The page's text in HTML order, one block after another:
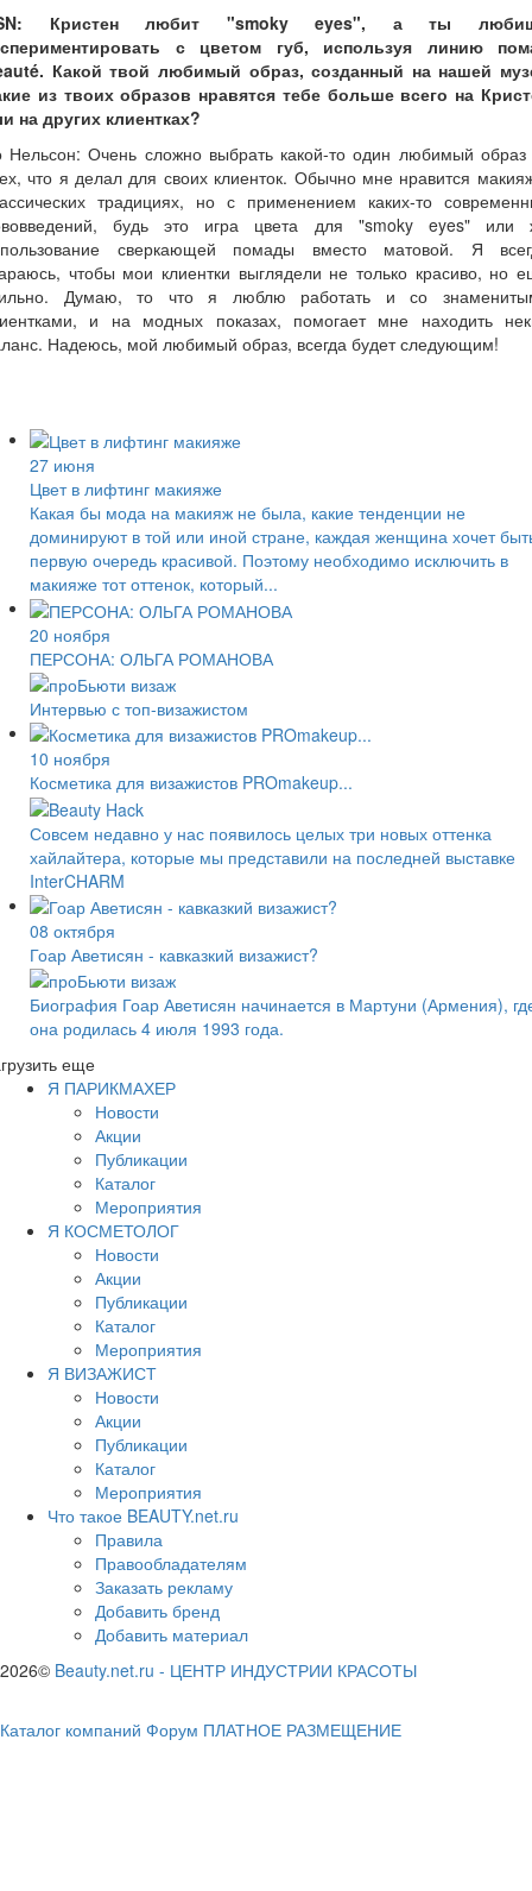
Кристен любит "smoky eyes", а ты
с цветом губ, используя линию
Какой твой любимый образ, созданный на нашей
из твоих образов нравятся тебе больше всего на
на других клиентках?
Нельсон: Очень сложно выбрать какой-то один любимый образ
что я делал для своих клиенток. Обычно мне нравится
традициях, но с применением каких-то
будь это игра цвета для "smoky eyes" или
сверкающей помады вместо матовой. Я
чтобы мои клиентки выглядели не только красиво, но
Думаю, то что я люблю работать и со
и на модных показах, помогает мне находить
Надеюсь, мой любимый образ, всегда будет следующим!
27 июня
Цвет в лифтинг макияже
Какая бы мода на макияж не была, какие тенденции не
доминируют в той или иной стране, каждая женщина хочет
первую очередь красивой. Поэтому необходимо исключить в
макияже тот оттенок, который...
20 ноября
ПЕРСОНА: ОЛЬГА РОМАНОВА
Интервью с топ-визажистом
10 ноября
Косметика для визажистов PROmakeup...
Совсем недавно у нас появилось целых три новых оттенка
хайлайтера, которые мы представили на последней выставке
InterCHARM
08 октября
Гоар Аветисян - кавказкий визажист?
Биография Гоар Аветисян начинается в Мартуни (Армения),
она родилась 4 июля 1993 года.
еще
Я ПАРИКМАХЕР
Новости
Акции
Публикации
Каталог
Мероприятия
Я КОСМЕТОЛОГ
Новости
Акции
Публикации
Каталог
Мероприятия
Я ВИЗАЖИСТ
Новости
Акции
Публикации
Каталог
Мероприятия
Что такое BEAUTY.net.ru
Правила
Правообладателям
Заказать рекламу
Добавить бренд
Добавить материал
2026© Beauty.net.ru - ЦЕНТР ИНДУСТРИИ КРАСОТЫ
Каталог компаний Форум ПЛАТНОЕ РАЗМЕЩЕНИЕ